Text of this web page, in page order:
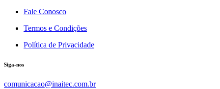
Fale Conosco
Termos e Condições
Política de Privacidade
Siga-nos
comunicacao@inaitec.com.br